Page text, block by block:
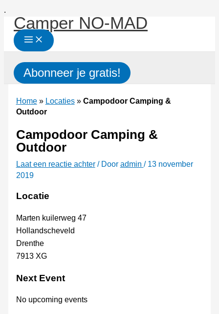
.
naar
inhoud
Camper NO-MAD
Abonneer je gratis!
Home» Locaties» Campodoor Camping &
Outdoor
Campodoor Camping &
Outdoor
Laat een reactie achter / Door admin / 13 november
2019
Locatie
Marten kuilerweg 47
Hollandscheveld
Drenthe
7913 XG
Next Event
No upcoming events